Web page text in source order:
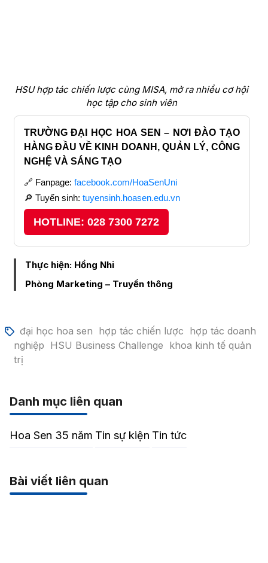
HSU hợp tác chiến lược cùng MISA, mở ra nhiều cơ hội
học tập cho sinh viên
TRƯỜNG ĐẠI HỌC HOA SEN – NƠI ĐÀO TẠO
HÀNG ĐẦU VỀ KINH DOANH, QUẢN LÝ, CÔNG
NGHỆ VÀ SÁNG TẠO
🔗 Fanpage: facebook.com/HoaSenUni
🔎 Tuyển sinh: tuyensinh.hoasen.edu.vn
HOTLINE: 028 7300 7272
Thực hiện: Hồng Nhi
Phòng Marketing – Truyền thông
đại học hoa sen hợp tác chiến lược hợp tác doanh
nghiệp HSU Business Challenge khoa kinh tế quản
trị
Danh mục liên quan
Hoa Sen 35 năm Tin sự kiện Tin tức
Bài viết liên quan